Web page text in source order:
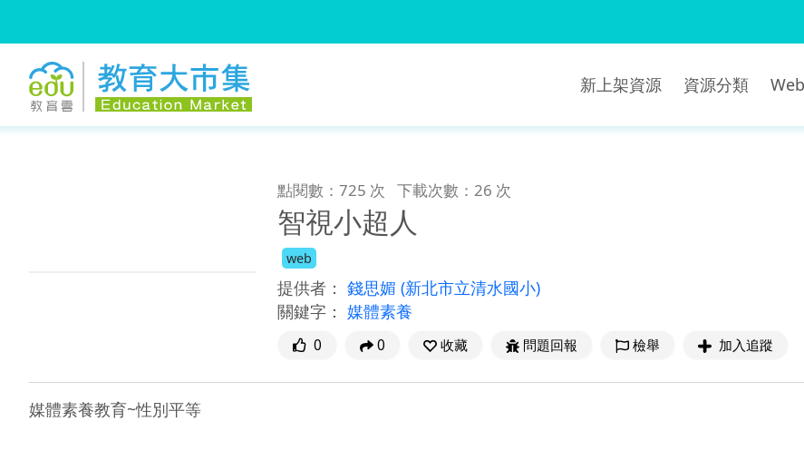
新上架資源 資源分類
點閱數：725 次 下載次數：26 次
智視小超人
web
提供者： 錢思媚 (新北市立清水國小)
關鍵字： 媒體素養
0 0 收藏 問題回報 檢舉 加入追蹤
媒體素養教育~性別平等